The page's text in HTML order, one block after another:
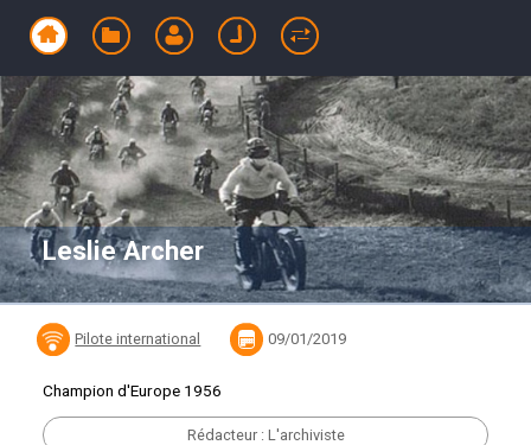
Leslie Archer
Pilote international 09/01/2019
Champion d'Europe 1956
Rédacteur : L'archiviste